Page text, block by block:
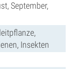
September,
Insekten